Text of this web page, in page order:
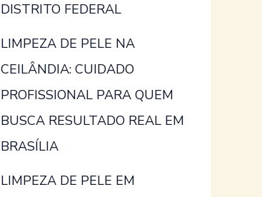
DISTRITO FEDERAL
LIMPEZA DE PELE NA
CEILÂNDIA: CUIDADO
PROFISSIONAL PARA QUEM
BUSCA RESULTADO REAL EM
BRASÍLIA
LIMPEZA DE PELE EM